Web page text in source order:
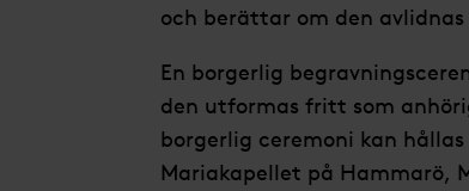
och berättar om den
En borgerlig
den utformas fritt som
borgerlig ceremoni kan
Mariakapellet på Hammarö,